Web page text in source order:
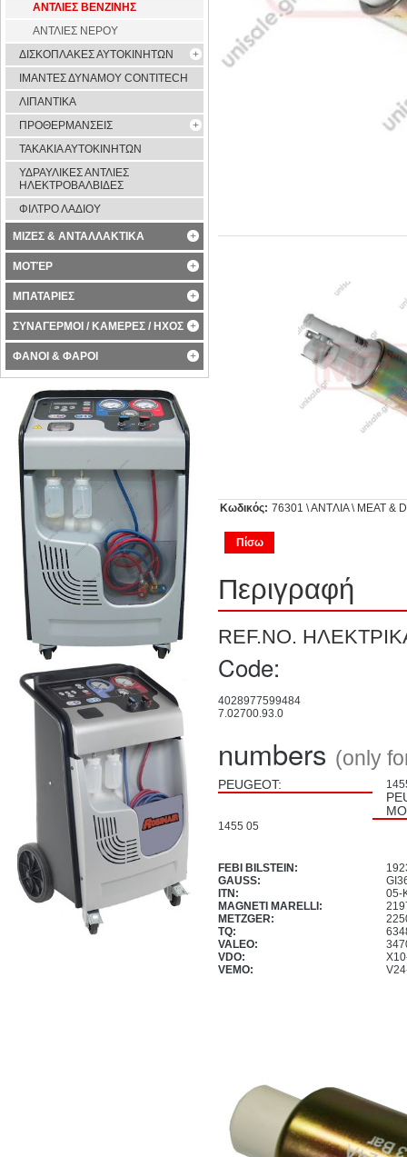
Κωδικός: 76301 \ ANTΛΙA \ MEAT &
Πίσω
Περιγραφή
REF.NO.
Code:
4028977599484
7.02700.93.0
numbers (only
PEUGEOT:
1455 05
FEBI BILSTEIN:
GAUSS:
ITN:
05-
MAGNETI MARELLI:
METZGER:
TQ:
VALEO:
VDO:
VEMO:
ΑΝΤΛΙΕΣ ΒΕΝΖΙΝΗΣ
ΑΝΤΛΙΕΣ ΝΕΡΟΥ
ΔΙΣΚΟΠΛΑΚΕΣ ΑΥΤΟΚΙΝΗΤΩΝ
ΙΜΑΝΤΕΣ ΔΥΝΑΜΟΥ CONTITECH
ΛΙΠΑΝΤΙΚΑ
ΠΡΟΘΕΡΜΑΝΣΕΙΣ
ΤΑΚΑΚΙΑ ΑΥΤΟΚΙΝΗΤΩΝ
ΥΔΡΑΥΛΙΚΕΣ ΑΝΤΛΙΕΣ
ΗΛΕΚΤΡΟΒΑΛΒΙΔΕΣ
ΦΙΛΤΡΟ ΛΑΔΙΟΥ
ΜΙΖΕΣ & ΑΝΤΑΛΛΑΚΤΙΚΑ
ΜΟΤΈΡ
ΜΠΑΤΑΡΙΕΣ
ΣΥΝΑΓΕΡΜΟΙ / ΚΑΜΕΡΕΣ / ΗΧΟΣ
ΦΑΝΟΙ & ΦΑΡΟΙ